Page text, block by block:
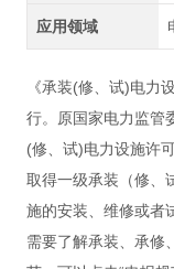
应用领域
《承装(修、试)电力
行。原国家电力监管
(修、试)电力设施许
取得一级承装（修、
施的安装、维修或者
需要了解承装、承修